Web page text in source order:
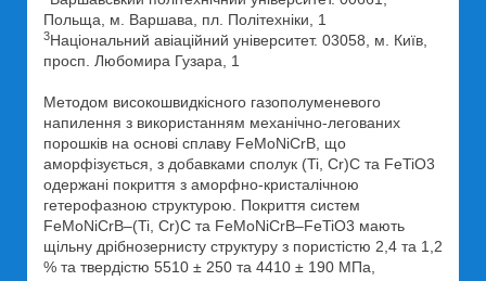
Польща, м. Варшава, пл. Політехніки, 1
3Національний авіаційний університет. 03058, м. Київ,
просп. Любомира Гузара, 1
Методом високошвидкісного газополуменевого
напилення з використанням механічно-легованих
порошків на основі сплаву FeMoNiCrB, що
аморфізується, з добавками сполук (Ti, Cr)C та FeTiO3
одержані покриття з аморфно-кристалічною
гетерофазною структурою. Покриття систем
FeMoNiCrB‒(Ti, Cr)C та FeMoNiCrB‒FeTiO3 мають
щільну дрібнозернисту структуру з пористістю 2,4 та 1,2
% та твердістю 5510 ± 250 та 4410 ± 190 МПа,